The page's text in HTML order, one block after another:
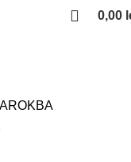
0,00